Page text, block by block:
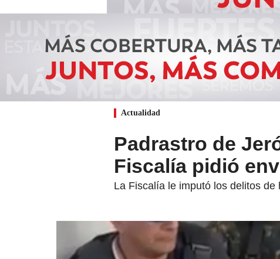
Actualidad
Padrastro de
Fiscalía pidió
La Fiscalía le imputó los delitos